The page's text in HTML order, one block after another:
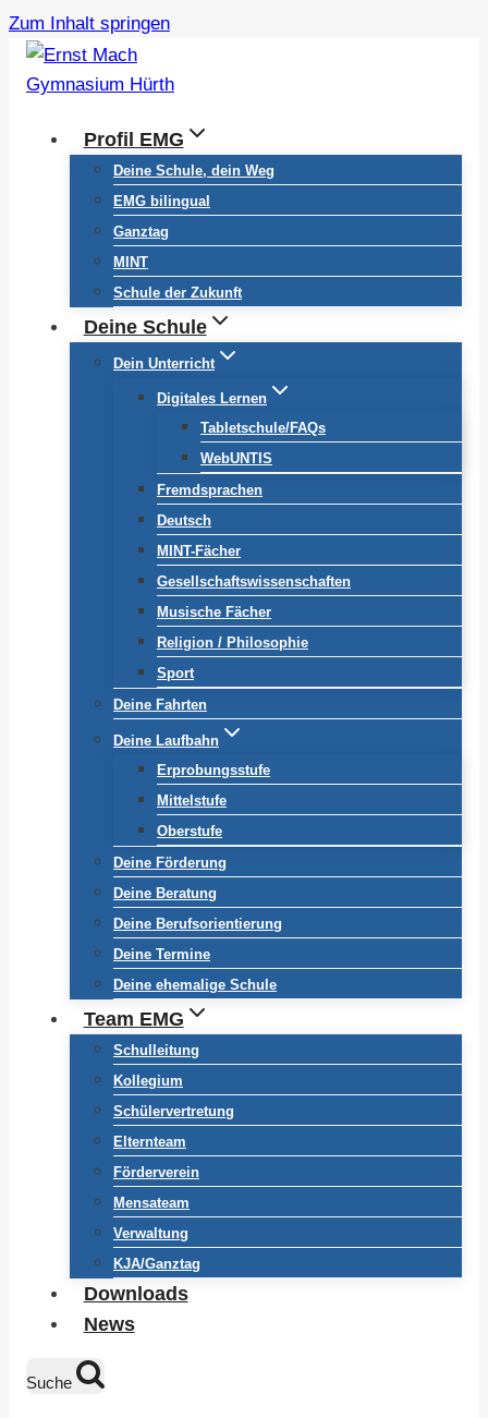
Zum Inhalt springen
Profil EMG
Deine Schule, dein Weg
EMG bilingual
Ganztag
MINT
Schule der Zukunft
Deine Schule
Dein Unterricht
Digitales Lernen
Tabletschule/FAQs
WebUNTIS
Fremdsprachen
Deutsch
MINT-Fächer
Gesellschaftswissenschaften
Musische Fächer
Religion / Philosophie
Sport
Deine Fahrten
Deine Laufbahn
Erprobungsstufe
Mittelstufe
Oberstufe
Deine Förderung
Deine Beratung
Deine Berufsorientierung
Deine Termine
Deine ehemalige Schule
Team EMG
Schulleitung
Kollegium
Schülervertretung
Elternteam
Förderverein
Mensateam
Verwaltung
KJA/Ganztag
Downloads
News
Suche